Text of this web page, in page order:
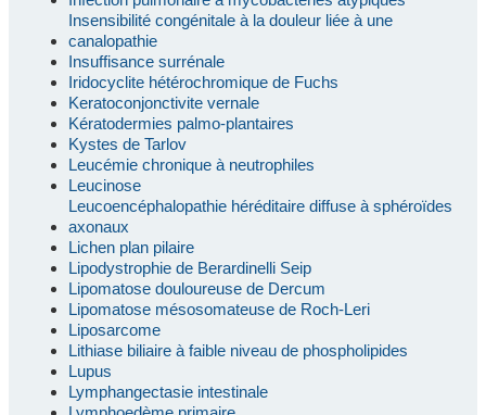
Insensibilité congénitale à la douleur liée à une
canalopathie
Insuffisance surrénale
Iridocyclite hétérochromique de Fuchs
Keratoconjonctivite vernale
Kératodermies palmo-plantaires
Kystes de Tarlov
Leucémie chronique à neutrophiles
Leucinose
Leucoencéphalopathie héréditaire diffuse à sphéroïdes
axonaux
Lichen plan pilaire
Lipodystrophie de Berardinelli Seip
Lipomatose douloureuse de Dercum
Lipomatose mésosomateuse de Roch-Leri
Liposarcome
Lithiase biliaire à faible niveau de phospholipides
Lupus
Lymphangectasie intestinale